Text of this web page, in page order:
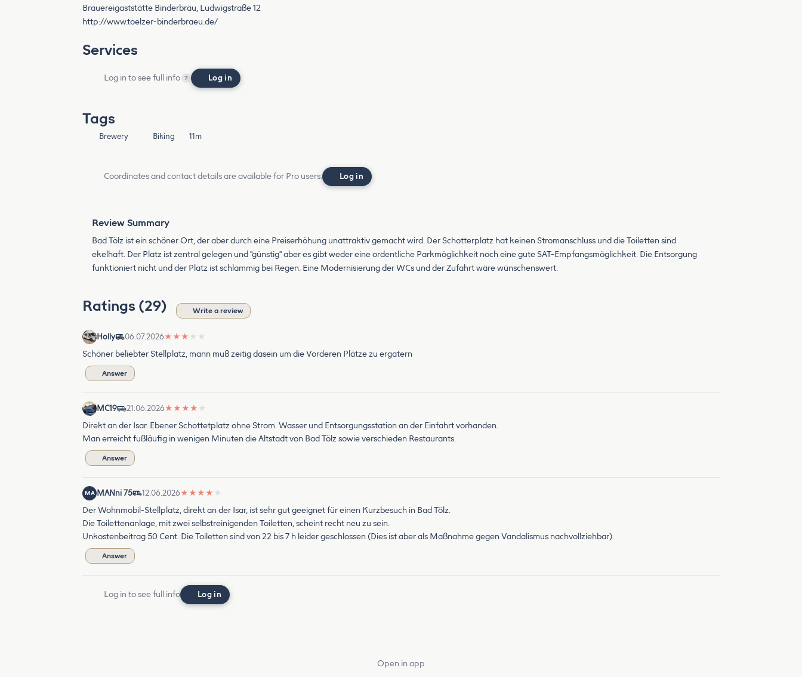
Brauereigaststätte Binderbräu, Ludwigstraße 12
http://www.toelzer-binderbraeu.de/
Services
Log in to see full info ? Log in
Tags
Brewery Biking 11m
Coordinates and contact details are available for Pro users. Log in
Review Summary
Bad Tölz ist ein schöner Ort, der aber durch eine Preiserhöhung unattraktiv gemacht wird. Der Schotterplatz hat keinen Stromanschluss und die Toiletten sind
ekelhaft. Der Platz ist zentral gelegen und "günstig" aber es gibt weder eine ordentliche Parkmöglichkeit noch eine gute SAT-Empfangsmöglichkeit. Die Entsorgung
funktioniert nicht und der Platz ist schlammig bei Regen. Eine Modernisierung der WCs und der Zufahrt wäre wünschenswert.
Ratings (29) Write a review
Holly 06.07.2026★ ★ ★ ★ ★
Schöner beliebter Stellplatz, mann muß zeitig dasein um die Vorderen Plätze zu ergatern
Answer
MC19 21.06.2026★ ★ ★ ★ ★
Direkt an der Isar. Ebener Schottetplatz ohne Strom. Wasser und Entsorgungsstation an der Einfahrt vorhanden.
Man erreicht fußläufig in wenigen Minuten die Altstadt von Bad Tölz sowie verschieden Restaurants.
Answer
MA MANni 75 12.06.2026★ ★ ★ ★ ★
Der Wohnmobil-Stellplatz, direkt an der Isar, ist sehr gut geeignet für einen Kurzbesuch in Bad Tölz.
Die Toilettenanlage, mit zwei selbstreinigenden Toiletten, scheint recht neu zu sein.
Unkostenbeitrag 50 Cent. Die Toiletten sind von 22 bis 7 h leider geschlossen (Dies ist aber als Maßnahme gegen Vandalismus nachvollziehbar).
Answer
Log in to see full info Log in
Open in app